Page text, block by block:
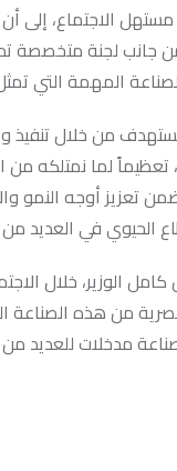
مستهل الاجتماع، إلى
جانب لجنة متخصصة
المهمة التي
نستهدف من خلال
تعظيماً لما نمتلكه
تعزيز أوجه النمو
الحيوي في العديد من
الوزير، خلال
من هذه الصناعة
مدخلات